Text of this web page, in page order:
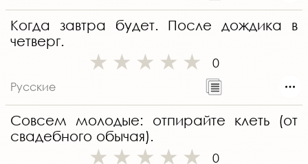
Когда завтра будет. После дождика в
четверг.
0
Русские
Совсем молодые: отпирайте клеть (от
свадебного обычая).
0